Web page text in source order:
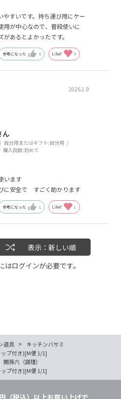
やすいです。持ち運び用にケー
用が中心なので、普段使いに
あるとよかったです。
参考になった 0 Like! 0
2026.1.9
ん
自分用またはギフト:自分用
購入回数:初めて
います
に安全で すごく助かります
参考になった 1 Like! 1
表示：新しい順
はログインが必要です。
道具 > キッチンバサミ
プ付き)[M便 1/1]
関孫六（調理）
プ付き)[M便 1/1]